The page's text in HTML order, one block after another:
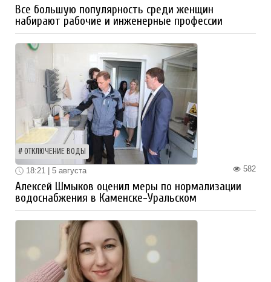
Все большую популярность среди женщин
набирают рабочие и инженерные профессии
ОТКЛЮЧЕНИЕ ВОДЫ
582
18:21 | 5 августа
Алексей Шмыков оценил меры по нормализации
водоснабжения в Каменске-Уральском